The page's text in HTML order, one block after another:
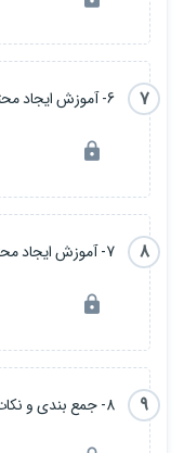
7 6- آموزش ایجاد محتوا در فضای مایکروسافت ورد
8 7- آموزش ایجاد محتوا در وردپرس با کمک افزون های سئو
9 8- جمع بندی و نکات تکمیلی